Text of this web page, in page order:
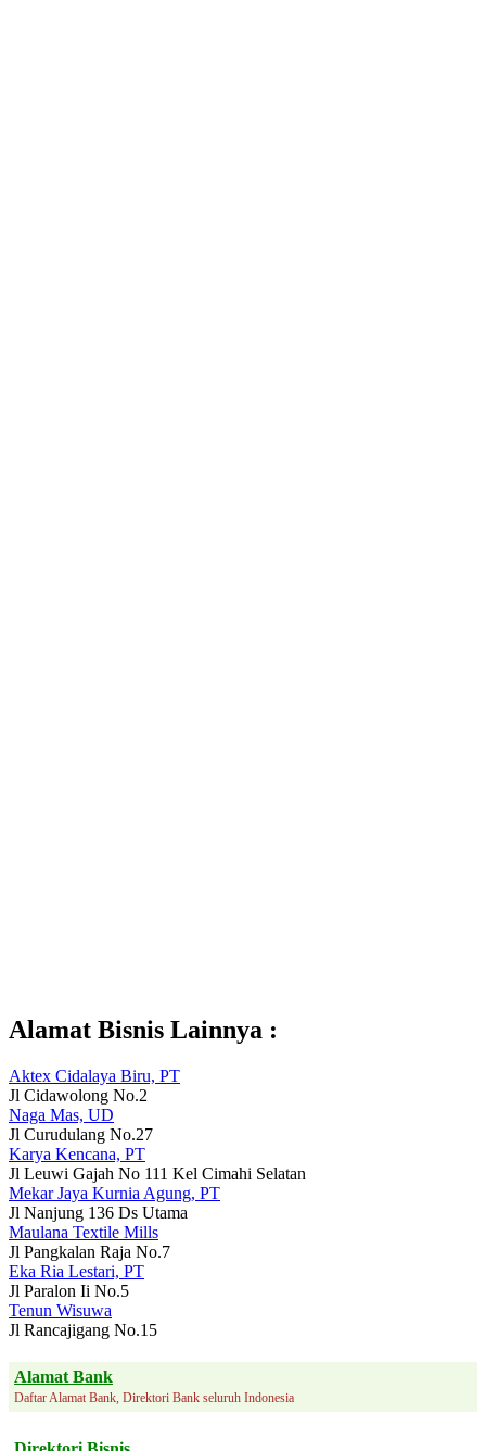
Alamat Bisnis Lainnya :
Aktex Cidalaya Biru, PT
Jl Cidawolong No.2
Naga Mas, UD
Jl Curudulang No.27
Karya Kencana, PT
Jl Leuwi Gajah No 111 Kel Cimahi Selatan
Mekar Jaya Kurnia Agung, PT
Jl Nanjung 136 Ds Utama
Maulana Textile Mills
Jl Pangkalan Raja No.7
Eka Ria Lestari, PT
Jl Paralon Ii No.5
Tenun Wisuwa
Jl Rancajigang No.15
Alamat Bank
Daftar Alamat Bank, Direktori Bank seluruh Indonesia